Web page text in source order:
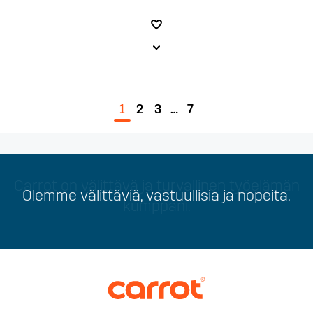
1 2 3 … 7
Olemme välittäviä, vastuullisia ja nopeita.
Carrot on välittävä ja turvallinen työelämän
kumppani.